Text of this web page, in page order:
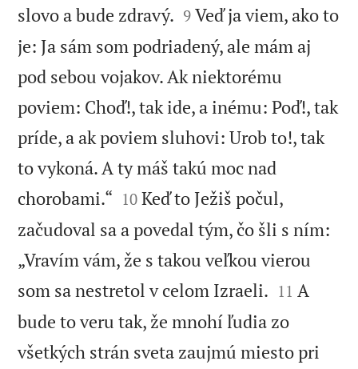
slovo a bude zdravý. 

9 Veď ja viem, ako to
je: Ja sám som podriadený, ale mám aj
pod sebou vojakov. Ak niektorému
poviem: Choď!, tak ide, a inému: Poď!, tak
príde, a ak poviem sluhovi: Urob to!, tak
to vykoná. A ty máš takú moc nad
chorobami.“ 

10 Keď to Ježiš počul,
začudoval sa a povedal tým, čo šli s ním:
„Vravím vám, že s takou veľkou vierou
som sa nestretol v celom Izraeli. 

11 A
bude to veru tak, že mnohí ľudia zo
všetkých strán sveta zaujmú miesto pri